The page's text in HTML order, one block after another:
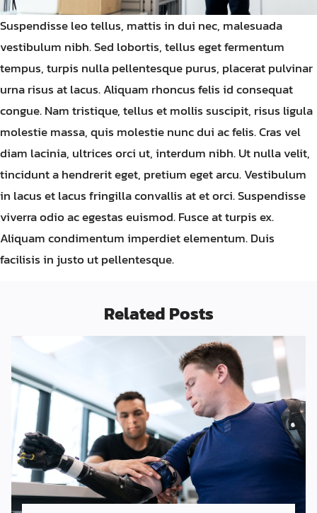
Suspendisse leo tellus, mattis in dui nec, malesuada
vestibulum nibh. Sed lobortis, tellus eget fermentum
tempus, turpis nulla pellentesque purus, placerat pulvinar
urna risus at lacus. Aliquam rhoncus felis id consequat
congue. Nam tristique, tellus et mollis suscipit, risus ligula
molestie massa, quis molestie nunc dui ac felis. Cras vel
diam lacinia, ultrices orci ut, interdum nibh. Ut nulla velit,
tincidunt a hendrerit eget, pretium eget arcu. Vestibulum
in lacus et lacus fringilla convallis at et orci. Suspendisse
viverra odio ac egestas euismod. Fusce at turpis ex.
Aliquam condimentum imperdiet elementum. Duis
facilisis in justo ut pellentesque.
Related Posts